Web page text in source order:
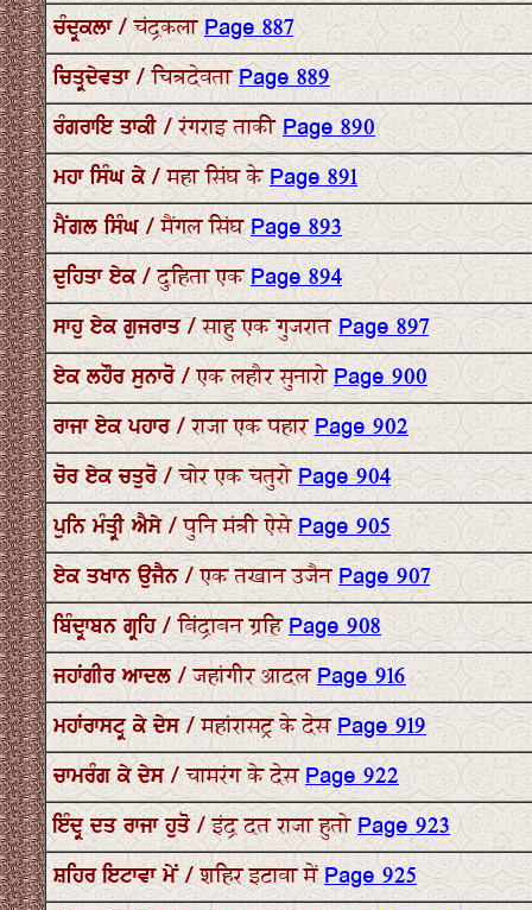
ਚੰਦ੍ਰਕਲਾ / चंद्रकलाPage 887
ਚਿਤ੍ਰਦੇਵਤਾ / चित्रदेवताPage 889
ਰੰਗਰਾਇ ਤਾਕੀ / रंगराइ ताकीPage 890
ਮਹਾ ਸਿੰਘ ਕੇ / महा सिंघ केPage 891
ਮੈਂਗਲ ਸਿੰਘ / मैंगल सिंघPage 893
ਦੁਹਿਤਾ ਏਕ / दुहिता एकPage 894
ਸਾਹੁ ਏਕ ਗੁਜਰਾਤ / साहु एक गुजरातPage 897
ਏਕ ਲਹੌਰ ਸੁਨਾਰੋ / एक लहौर सुनारोPage 900
ਰਾਜਾ ਏਕ ਪਹਾਰ / राजा एक पहारPage 902
ਚੋਰ ਏਕ ਚਤੁਰੋ / चोर एक चतुरोPage 904
ਪੁਨਿ ਮੰਤ੍ਰੀ ਐਸੇ / पुनि मंत्री ऐसेPage 905
ਏਕ ਤਖਾਨ ਉਜੈਨ / एक तखान उजैनPage 907
ਬਿੰਦ੍ਰਾਬਨ ਗ੍ਰਹਿ / बिंद्राबन ग्रहिPage 908
ਜਹਾਂਗੀਰ ਆਦਲ / जहांगीर आदलPage 916
ਮਹਾਂਰਾਸਟ੍ਰ ਕੇ ਦੇਸ / महांरासट्र के देसPage 919
ਚਾਮਰੰਗ ਕੇ ਦੇਸ / चामरंग के देसPage 922
ਇੰਦ੍ਰ ਦਤ ਰਾਜਾ ਹੁਤੋ / इंद्र दत राजा हुतोPage 923
ਸ਼ਹਿਰ ਇਟਾਵਾ ਮੇਂ / शहिर इटावा मेंPage 925